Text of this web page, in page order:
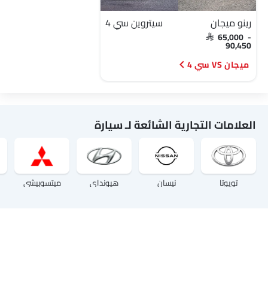
رينو ميجان
SAR 65,000 -
90,450
سيتروين سي 4
ميجان VS سي 4
العلامات التجارية الشائعة لـ سيارة
تويوتا نيسان هيونداي ميتسوبيشي